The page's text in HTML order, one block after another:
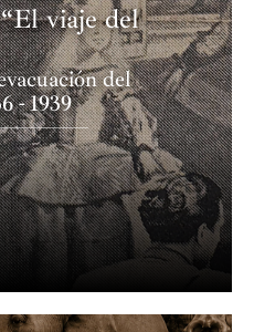
viaje del
del
- 1939